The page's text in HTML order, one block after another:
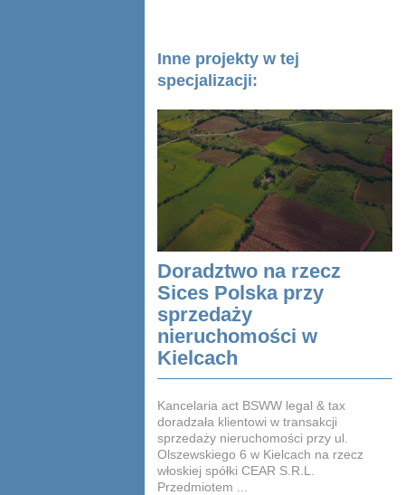
Inne projekty w tej
specjalizacji:
Doradztwo na rzecz
Sices Polska przy
sprzedaży
nieruchomości w
Kielcach
Kancelaria act BSWW legal & tax
doradzała klientowi w transakcji
sprzedaży nieruchomości przy ul.
Olszewskiego 6 w Kielcach na rzecz
włoskiej spółki CEAR S.R.L.
Przedmiotem ...